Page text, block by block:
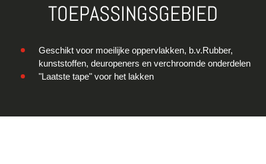
TOEPASSINGSGEBIED
Geschikt voor moeilijke oppervlakken, b.v.Rubber,
kunststoffen, deuropeners en verchroomde onderdelen
"Laatste tape" voor het lakken